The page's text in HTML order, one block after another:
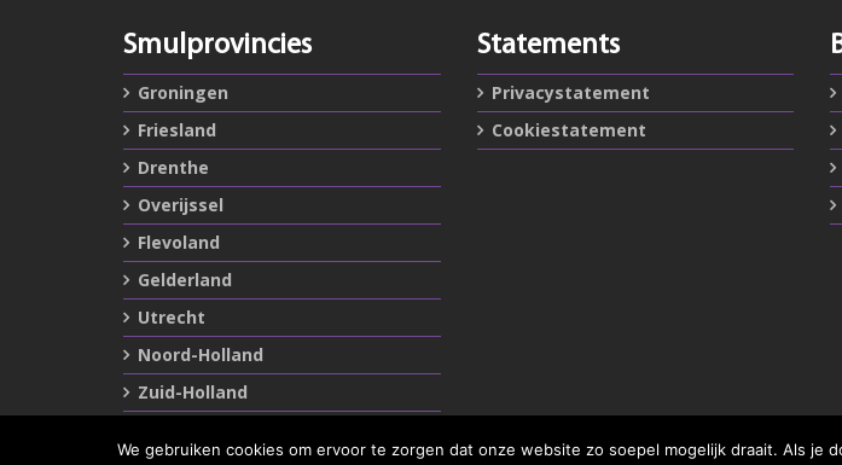
Smulprovincies
Groningen
Friesland
Drenthe
Overijssel
Flevoland
Gelderland
Utrecht
Noord-Holland
Zuid-Holland
Statements
Privacystatement
Cookiestatement
We gebruiken cookies om ervoor te zorgen dat onze website zo soepel mogelijk draait. Als